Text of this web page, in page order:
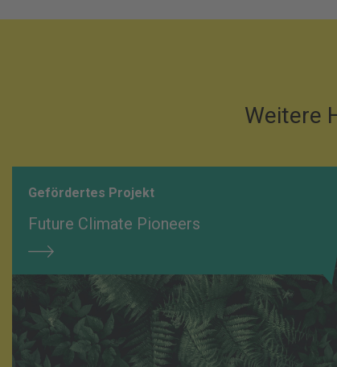
Weitere
Gefördertes Projekt
Future Climate Pioneers